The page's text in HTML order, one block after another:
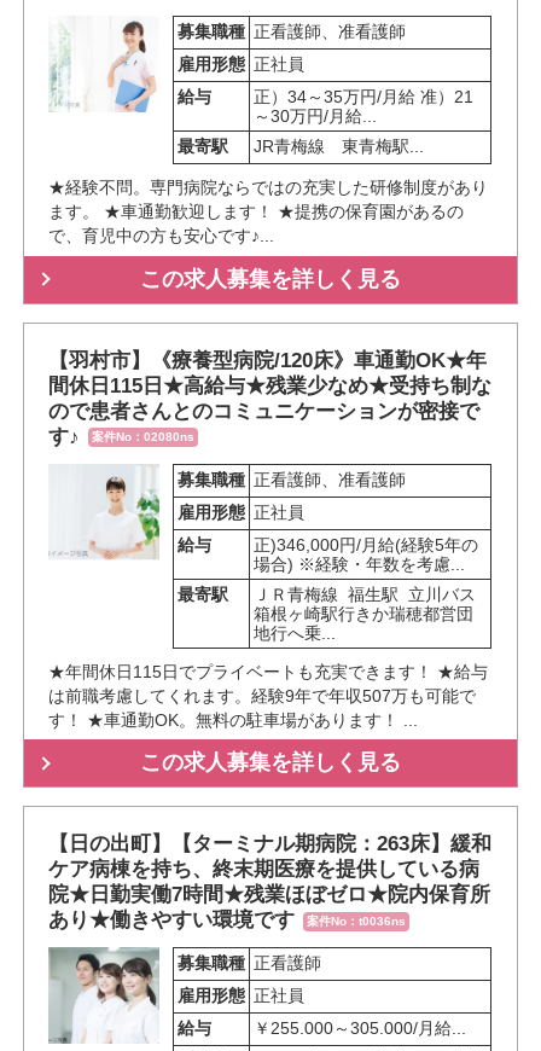
募集職種 正看護師、准看護師
雇用形態 正社員
給与
正）34～35万円/月給 准）21
～30万円/月給...
最寄駅
JR青梅線　東青梅駅...
★経験不問。専門病院ならではの充実した研修制度があり
ます。 ★車通勤歓迎します！ ★提携の保育園があるの
で、育児中の方も安心です♪...
この求人募集を詳しく見る
【羽村市】《療養型病院/120床》車通勤OK★年
間休日115日★高給与★残業少なめ★受持ち制な
ので患者さんとのコミュニケーションが密接で
す♪
案件No：02080ns
募集職種 正看護師、准看護師
雇用形態 正社員
給与
正)346,000円/月給(経験5年の
場合) ※経験・年数を考慮...
最寄駅
ＪＲ青梅線  福生駅  立川バス
箱根ヶ崎駅行きか瑞穂都営団
地行へ乗...
★年間休日115日でプライベートも充実できます！ ★給与
は前職考慮してくれます。経験9年で年収507万も可能で
す！ ★車通勤OK。無料の駐車場があります！ ...
この求人募集を詳しく見る
【日の出町】【ターミナル期病院：263床】緩和
ケア病棟を持ち、終末期医療を提供している病
院★日勤実働7時間★残業ほぼゼロ★院内保育所
あり★働きやすい環境です
案件No：t0036ns
募集職種 正看護師
雇用形態 正社員
給与
￥255.000～305.000/月給...